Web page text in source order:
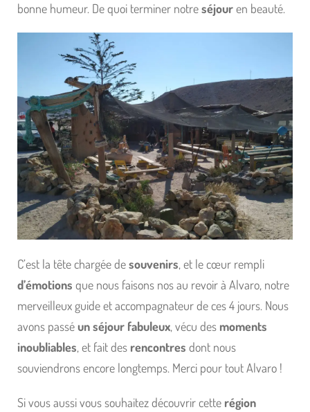
bonne humeur. De quoi terminer notreséjouren beauté.
C’est la tête chargée desouvenirs, et le cœur rempli
d’émotions que nous faisons nos au revoir à Alvaro, notre
merveilleux guide et accompagnateur de ces 4 jours. Nous
avons passéun séjour fabuleux, vécu des moments
inoubliables, et fait des rencontres dont nous
souviendrons encore longtemps. Merci pour tout Alvaro !
Si vous aussi vous souhaitez découvrir cette région